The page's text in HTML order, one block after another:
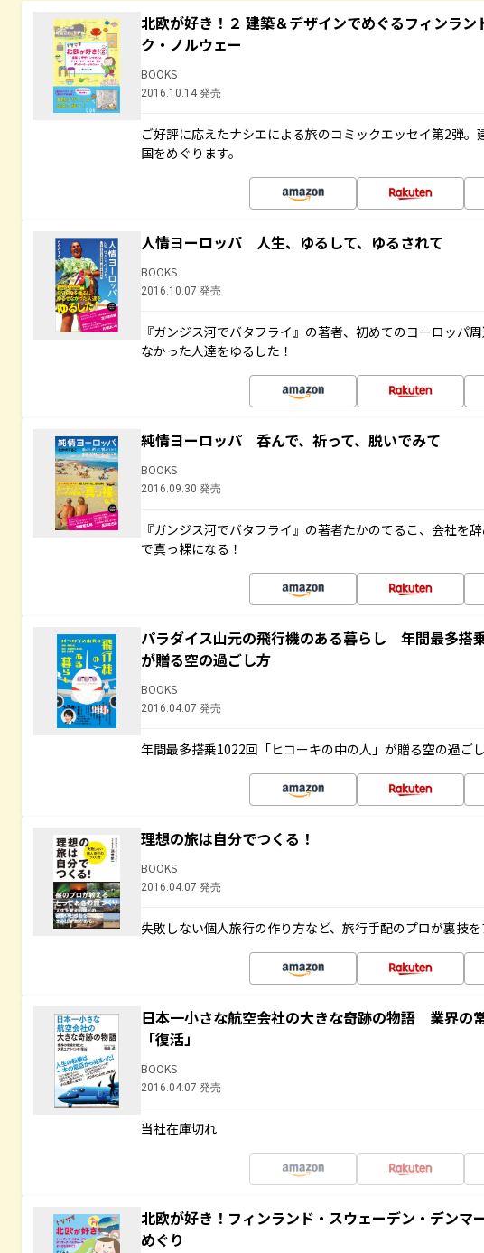
北欧が好き！２ 建築＆デザインでめぐるフィンラン
ク・ノルウェー
BOOKS
2016.10.14 発売
ご好評に応えたナシエによる旅のコミックエッセイ第2弾。
国をめぐります。
人情ヨーロッパ 人生、ゆるして、ゆるされて
BOOKS
2016.10.07 発売
『ガンジス河でバタフライ』の著者、初めてのヨーロッパ
なかった人達をゆるした！
純情ヨーロッパ 呑んで、祈って、脱いでみて
BOOKS
2016.09.30 発売
『ガンジス河でバタフライ』の著者たかのてるこ、会社を
で真っ裸になる！
パラダイス山元の飛行機のある暮らし 年間最多搭
が贈る空の過ごし方
BOOKS
2016.04.07 発売
年間最多搭乗1022回「ヒコーキの中の人」が贈る空の過ご
理想の旅は自分でつくる！
BOOKS
2016.04.07 発売
失敗しない個人旅行の作り方など、旅行手配のプロが裏技
日本一小さな航空会社の大きな奇跡の物語 業界の
「復活」
BOOKS
2016.04.07 発売
当社在庫切れ
北欧が好き！フィンランド・スウェーデン・デンマ
めぐり